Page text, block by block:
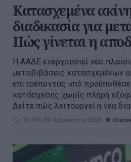
Κατασχεμένα
διαδικασία για
Πώς γίνεται η
Η ΑΑΔΕ ενεργοποιεί νέο
μεταβιβάσεις κατασχεμένων
επιτρέποντας υπό
κατάσχεσης χωρίς πλήρη
Δείτε πώς λειτουργεί η νέα
15:50 | 03 Αυγούστου 2026